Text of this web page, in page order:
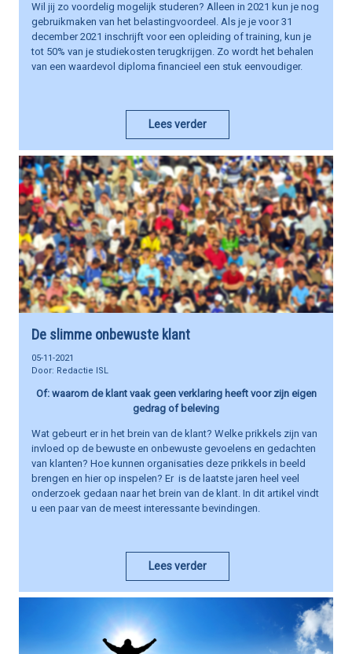
Wil jij zo voordelig mogelijk studeren? Alleen in 2021 kun je nog
gebruikmaken van het belastingvoordeel. Als je je voor 31
december 2021 inschrijft voor een opleiding of training, kun je
tot 50% van je studiekosten terugkrijgen. Zo wordt het behalen
van een waardevol diploma financieel een stuk eenvoudiger.
Lees verder
De slimme onbewuste klant
05-11-2021
Redactie ISL
Of: waarom de klant vaak geen verklaring heeft voor zijn eigen
gedrag of beleving
Wat gebeurt er in het brein van de klant? Welke prikkels zijn van
invloed op de bewuste en onbewuste gevoelens en gedachten
van klanten? Hoe kunnen organisaties deze prikkels in beeld
brengen en hier op inspelen? Er is de laatste jaren heel veel
onderzoek gedaan naar het brein van de klant. In dit artikel vindt
u een paar van de meest interessante bevindingen.
Lees verder